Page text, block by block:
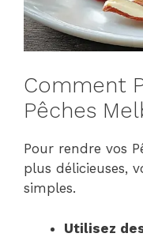
Comment
Pêches
Pour rendre vos
plus délicieuses,
simples.
Utilisez